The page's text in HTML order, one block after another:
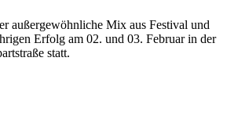
außergewöhnliche Mix aus Festival und
Erfolg am 02. und 03. Februar in der
statt.